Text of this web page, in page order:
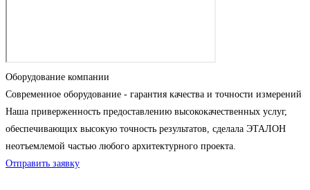
Оборудование компании
Современное оборудование - гарантия качества и точности измерений
Наша приверженность предоставлению высококачественных услуг,
обеспечивающих высокую точность результатов, сделала ЭТАЛОН
неотъемлемой частью любого архитектурного проекта.
Отправить заявку